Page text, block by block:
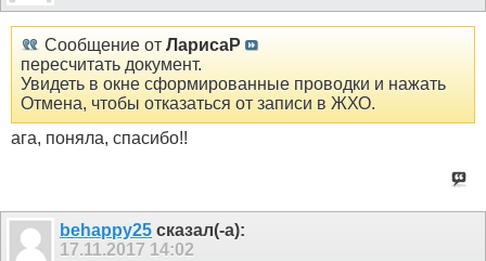
Сообщение от ЛарисаР
пересчитать документ.
Увидеть в окне сформированные проводки и нажать
Отмена, чтобы отказаться от записи в ЖХО.
ага, поняла, спасибо!!
behappy25 сказал(-а):
17.11.2017 14:02